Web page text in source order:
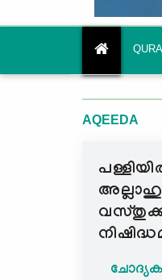
AQEEDA